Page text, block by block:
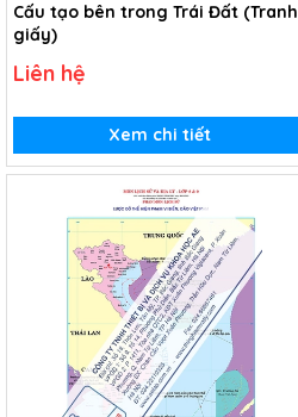
Cấu tạo bên trong Trái Đất (Tranh
giấy)
Liên hệ
Xem chi tiết